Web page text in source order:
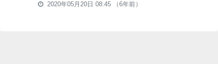
2020年05月20日 08:45
（6年前）